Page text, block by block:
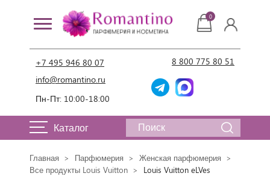
+7 495 946 80 07
info@romantino.ru
Пн-Пт: 10:00-18:00
8 800 775 80 51
0
Каталог
Главная Парфюмерия
Женская парфюмерия
Все продукты Louis Vuitton
Louis Vuitton eLVes